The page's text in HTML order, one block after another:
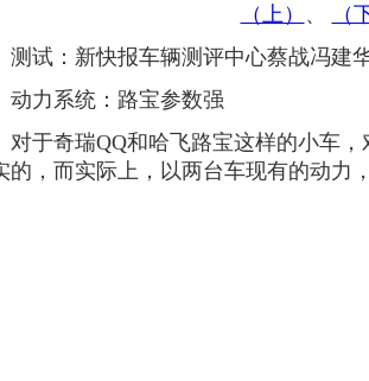
（上） 、
（
：新快报车辆测评中心蔡战冯建
系统：路宝参数强
奇瑞QQ和哈飞路宝这样的小车，
的，而实际上，以两台车现有的动力